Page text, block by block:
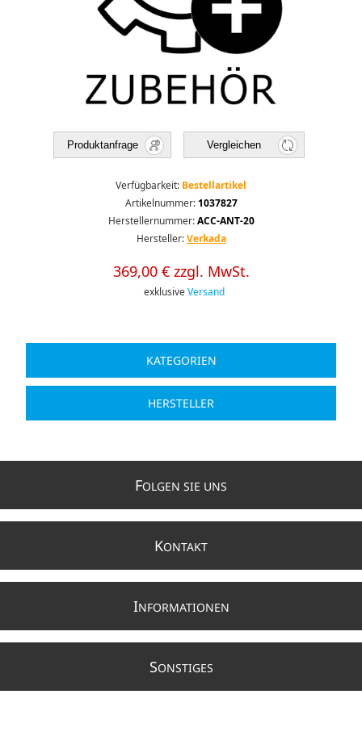
Produktanfrage Vergleichen
Verfügbarkeit: Bestellartikel
Artikelnummer: 1037827
Herstellernummer: ACC-ANT-20
Hersteller: Verkada
369,00 € zzgl. MwSt.
exklusiveVersand
KATEGORIEN
HERSTELLER
FOLGEN SIE UNS
KONTAKT
INFORMATIONEN
SONSTIGES